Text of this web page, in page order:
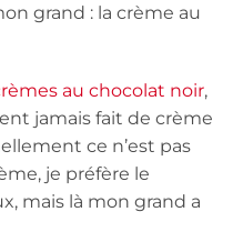
grand : la crème au
au chocolat noir,
jamais fait de crème
ce n’est pas
je préfère le
mais là mon grand a